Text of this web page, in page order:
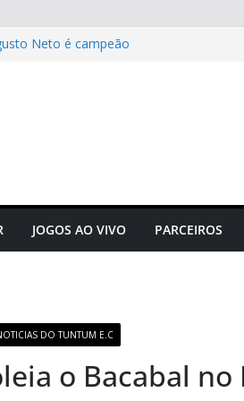
Neto é campeão
futebol maranhense
do jogo Maranhão x
para evitar lesões
JOGOS AO VIVO PARCEIROS
DO TUNTUM E.C
o Bacabal no